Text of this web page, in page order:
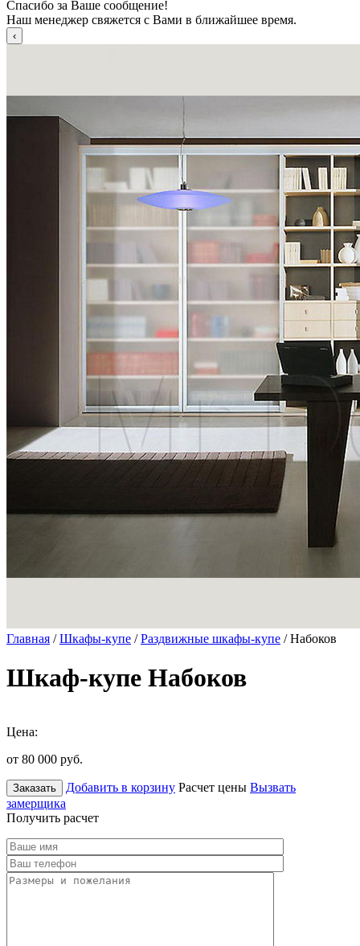
Спасибо за Ваше сообщение!
Наш менеджер свяжется с Вами в ближайшее время.
Главная /Шкафы-купе /Раздвижные шкафы-купе / Набоков
Шкаф-купе Набоков
Цена:
от 80 000 руб.
Заказать Добавить в корзину Расчет цены Вызвать
замерщика
Получить расчет